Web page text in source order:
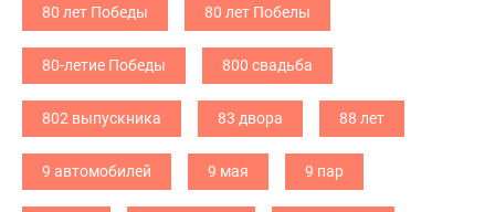
80 лет Победы 80 лет Побелы
80-летие Победы 800 свадьба
802 выпускника 83 двора 88 лет
9 автомобилей 9 мая 9 пар